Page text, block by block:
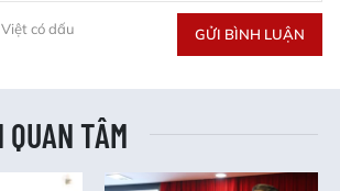
có dấu GỬI BÌNH LUẬN
QUAN TÂM